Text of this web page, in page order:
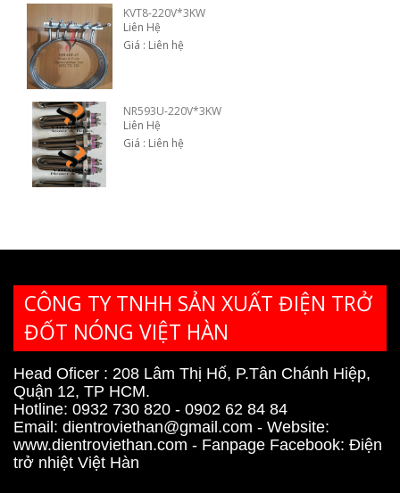
KVT8-220V*3KW
Liên Hệ
Giá : Liên hệ
NR593U-220V*3KW
Liên Hệ
Giá : Liên hệ
CÔNG TY TNHH SẢN XUẤT ĐIỆN TRỞ
ĐỐT NÓNG VIỆT HÀN
Head Oficer : 208 Lâm Thị Hố, P.Tân Chánh Hiệp,
Quận 12, TP HCM.
Hotline: 0932 730 820 - 0902 62 84 84
Email: dientroviethan@gmail.com - Website:
www.dientroviethan.com - Fanpage Facebook: Điện
trở nhiệt Việt Hàn